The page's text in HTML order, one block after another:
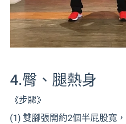
4.臀、腿熱身
《步驟》
(1) 雙腳張開約2個半屁股寬